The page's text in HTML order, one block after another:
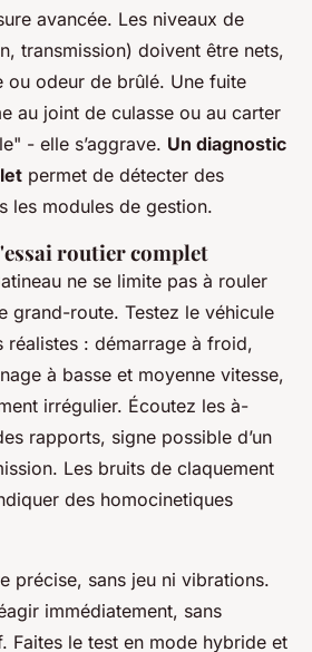
avancée. Les niveaux de
transmission) doivent être nets,
ou odeur de brûlé. Une fuite
au joint de culasse ou au carter
- elle s’aggrave. Un diagnostic
permet de détecter des
les modules de gestion.
routier complet
ne se limite pas à rouler
grand-route. Testez le véhicule
réalistes : démarrage à froid,
à basse et moyenne vitesse,
irrégulier. Écoutez les à-
rapports, signe possible d’un
Les bruits de claquement
des homocinetiques
précise, sans jeu ni vibrations.
immédiatement, sans
Faites le test en mode hybride et